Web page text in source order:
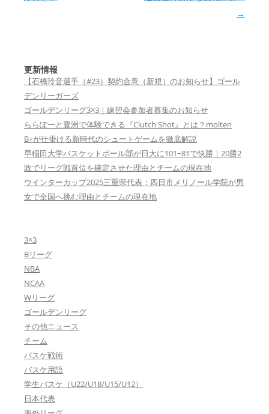
→
更新情報
【石橋玲音選手（#23）契約合意（新規）のお知らせ】ゴール
デンリーガーズ
ゴールデンリーグ3×3｜練習会参加者募集のお知らせ
ららぽーと豊洲で体験できる『Clutch Shot』とは？molten
B+が仕掛ける新時代のシュートゲームを徹底解説
早稲田大学バスケットボール部が日大に101−81で快勝｜20勝2
敗でリーグ戦首位を確定させた理由とチームの現在地
ウインターカップ2025三重県代表：四日市メリノール学院が男
女で全国へ挑む理由とチームの現在地
3×3
Bリーグ
NBA
NCAA
Wリーグ
ゴールデンリーグ
その他ニュース
チーム
バスケ戦術
バスケ用語
学生バスケ（U22/U18/U15/U12）
日本代表